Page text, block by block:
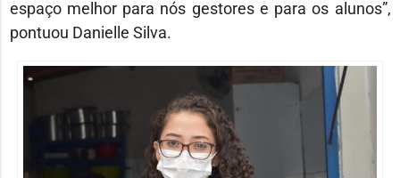
espaço melhor para nós gestores e para os alunos”,
pontuou Danielle Silva.